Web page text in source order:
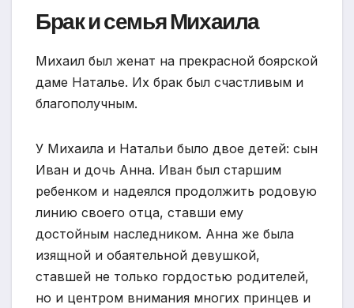
Брак и семья Михаила
Михаил был женат на прекрасной боярской
даме Наталье. Их брак был счастливым и
благополучным.
У Михаила и Натальи было двое детей: сын
Иван и дочь Анна. Иван был старшим
ребенком и надеялся продолжить родовую
линию своего отца, ставши ему
достойным наследником. Анна же была
изящной и обаятельной девушкой,
ставшей не только гордостью родителей,
но и центром внимания многих принцев и